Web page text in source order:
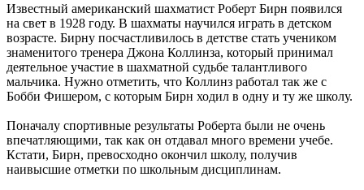
Известный американский шахматист Роберт Бирн появился
на свет в 1928 году. В шахматы научился играть в детском
возрасте. Бирну посчастливилось в детстве стать учеником
знаменитого тренера Джона Коллинза, который принимал
деятельное участие в шахматной судьбе талантливого
мальчика. Нужно отметить, что Коллинз работал так же с
Бобби Фишером, с которым Бирн ходил в одну и ту же школу.
Поначалу спортивные результаты Роберта были не очень
впечатляющими, так как он отдавал много времени учебе.
Кстати, Бирн, превосходно окончил школу, получив
наивысшие отметки по школьным дисциплинам.